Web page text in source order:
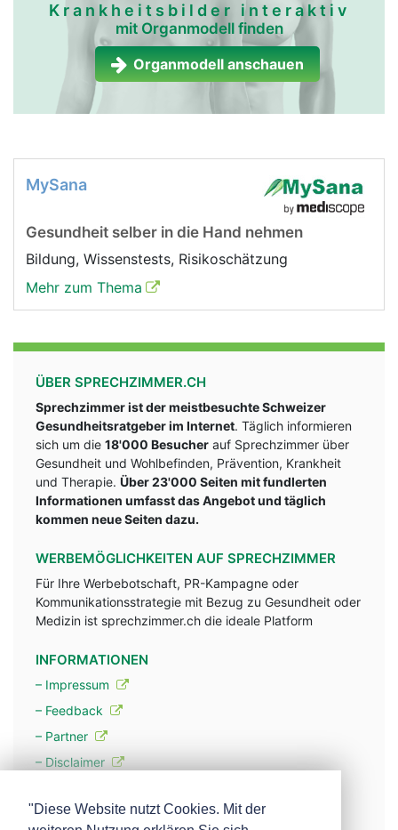
Krankheitsbilder interaktiv
mit Organmodell finden
Organmodell anschauen
MySana
Gesundheit selber in die Hand nehmen
Bildung, Wissenstests, Risikoschätzung
Mehr zum Thema
ÜBER SPRECHZIMMER.CH
Sprechzimmer ist der meistbesuchte Schweizer
Gesundheitsratgeber im Internet. Täglich informieren
sich um die 18'000 Besucher auf Sprechzimmer über
Gesundheit und Wohlbefinden, Prävention, Krankheit
und Therapie. Über 23'000 Seiten mit fundlerten
Informationen umfasst das Angebot und täglich
kommen neue Seiten dazu.
WERBEMÖGLICHKEITEN AUF SPRECHZIMMER
Für Ihre Werbebotschaft, PR-Kampagne oder
Kommunikationsstrategie mit Bezug zu Gesundheit oder
Medizin ist sprechzimmer.ch die ideale Platform
INFORMATIONEN
– Impressum
– Feedback
– Partner
– Disclaimer
"Diese Website nutzt Cookies. Mit der